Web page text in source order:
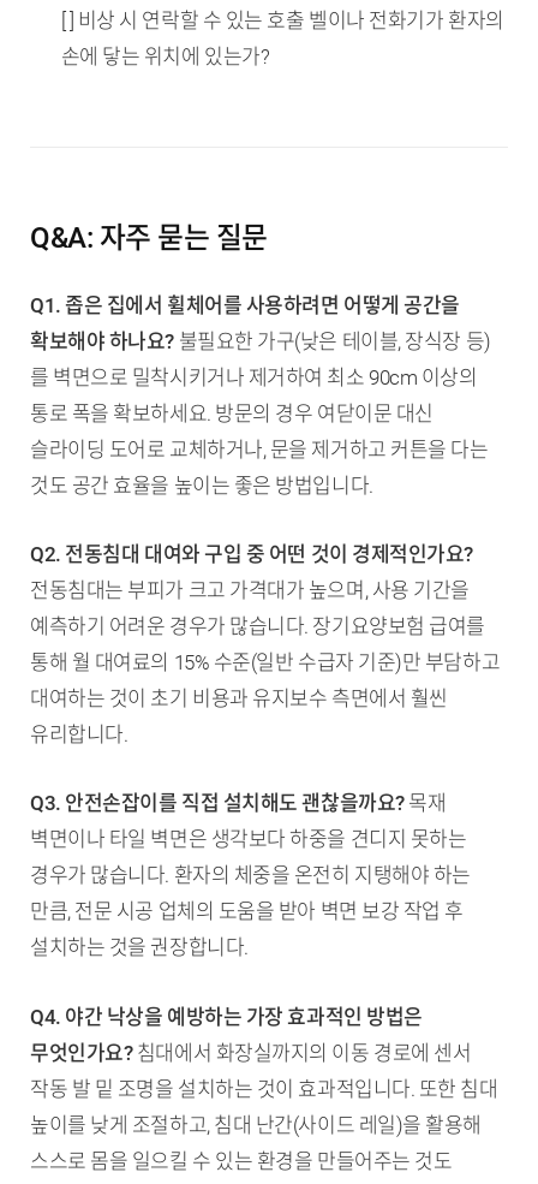
[ ] 비상 시 연락할 수 있는 호출 벨이나 전화기가 환자의
손에 닿는 위치에 있는가?
Q&A: 자주 묻는 질문
Q1. 좁은 집에서 휠체어를 사용하려면 어떻게 공간을
확보해야 하나요?불필요한 가구(낮은 테이블, 장식장 등)
를 벽면으로 밀착시키거나 제거하여 최소 90cm 이상의
통로 폭을 확보하세요. 방문의 경우 여닫이문 대신
슬라이딩 도어로 교체하거나, 문을 제거하고 커튼을 다는
것도 공간 효율을 높이는 좋은 방법입니다.
Q2. 전동침대 대여와 구입 중 어떤 것이 경제적인가요?
전동침대는 부피가 크고 가격대가 높으며, 사용 기간을
예측하기 어려운 경우가 많습니다. 장기요양보험 급여를
통해 월 대여료의 15% 수준(일반 수급자 기준)만 부담하고
대여하는 것이 초기 비용과 유지보수 측면에서 훨씬
유리합니다.
Q3. 안전손잡이를 직접 설치해도 괜찮을까요?목재
벽면이나 타일 벽면은 생각보다 하중을 견디지 못하는
경우가 많습니다. 환자의 체중을 온전히 지탱해야 하는
만큼, 전문 시공 업체의 도움을 받아 벽면 보강 작업 후
설치하는 것을 권장합니다.
Q4. 야간 낙상을 예방하는 가장 효과적인 방법은
무엇인가요?침대에서 화장실까지의 이동 경로에 센서
작동 발 밑 조명을 설치하는 것이 효과적입니다. 또한 침대
높이를 낮게 조절하고, 침대 난간(사이드 레일)을 활용해
스스로 몸을 일으킬 수 있는 환경을 만들어주는 것도